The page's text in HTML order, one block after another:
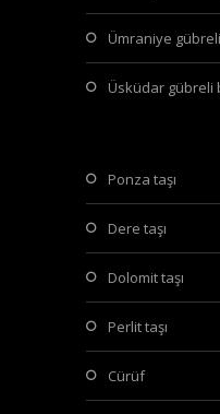
ümraniye
üsküdar gübreli
ponza taşı
dere taşı
dolomit taşı
perlit taşı
cürüf